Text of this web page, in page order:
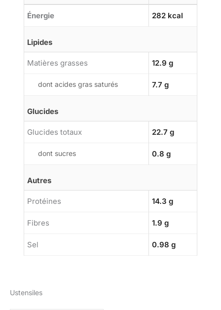
Énergie 282 kcal
Lipides
Matières grasses 12.9 g
dont acides gras saturés 7.7 g
Glucides
Glucides totaux 22.7 g
dont sucres 0.8 g
Autres
Protéines 14.3 g
Fibres 1.9 g
Sel 0.98 g
Ustensiles